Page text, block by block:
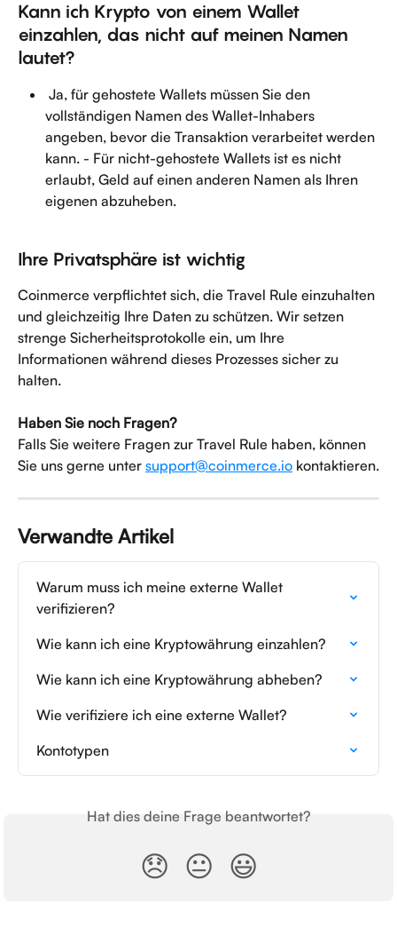
Kann ich Krypto von einem Wallet
einzahlen, das nicht auf meinen Namen
lautet?
vollständigen Namen des Wallet-Inhabers
angeben, bevor die Transaktion verarbeitet werden
kann. - Für nicht-gehostete Wallets ist es nicht
erlaubt, Geld auf einen anderen Namen als Ihren
eigenen abzuheben.
Ihre Privatsphäre ist wichtig
Coinmerce verpflichtet sich, die Travel Rule einzuhalten
und gleichzeitig Ihre Daten zu schützen. Wir setzen
strenge Sicherheitsprotokolle ein, um Ihre
Informationen während dieses Prozesses sicher zu
halten.
Haben Sie noch Fragen?
Falls Sie weitere Fragen zur Travel Rule haben, können
Sie uns gerne unter support@coinmerce.io kontaktieren.
Verwandte Artikel
Warum muss ich meine externe Wallet
verifizieren?
Wie kann ich eine Kryptowährung einzahlen?
Wie kann ich eine Kryptowährung abheben?
Wie verifiziere ich eine externe Wallet?
Kontotypen
Hat dies deine Frage beantwortet?
😞 😐 😃